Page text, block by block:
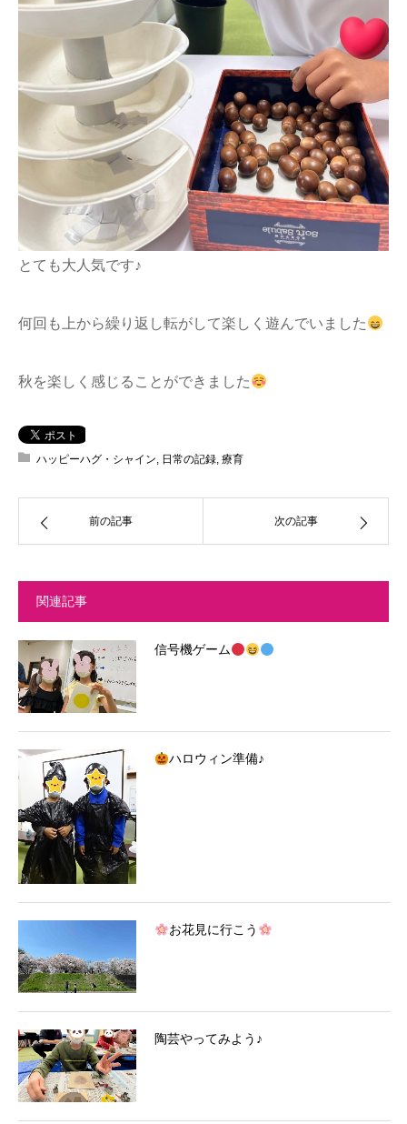
とても大人気です♪
何回も上から繰り返し転がして楽しく遊んでいました
秋を楽しく感じることができました
ハッピーハグ・シャイン, 日常の記録, 療育
前の記事 次の記事
関連記事
信号機ゲーム
ハロウィン準備♪
お花見に行こう
陶芸やってみよう♪